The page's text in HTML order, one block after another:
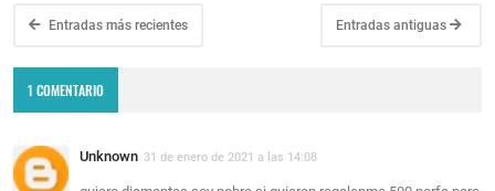
Entradas más recientes Entradas antiguas
1 COMENTARIO
Unknown 31 de enero de 2021 a las 14:08